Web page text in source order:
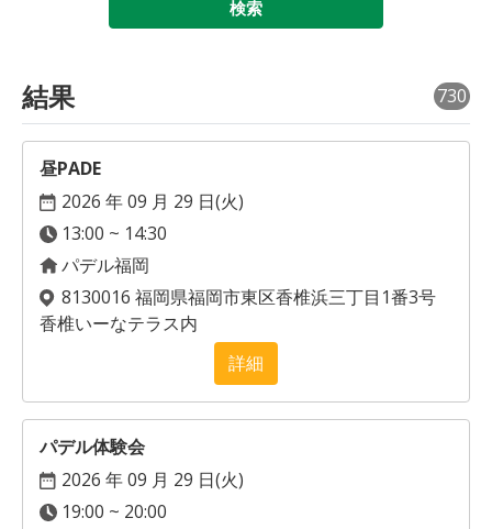
結果 730
昼PADE
2026 年 09 月 29 日(火)
13:00 ~ 14:30
パデル福岡
8130016 福岡県福岡市東区香椎浜三丁目1番3号
香椎いーなテラス内
詳細
パデル体験会
2026 年 09 月 29 日(火)
19:00 ~ 20:00